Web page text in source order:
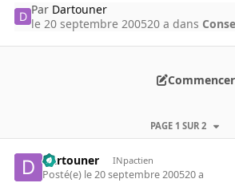
Par Dartouner
le 20 septembre 200520 a dans
PAGE 1 SUR 2
Dartouner INpactien
Posté(e) le 20 septembre 200520 a